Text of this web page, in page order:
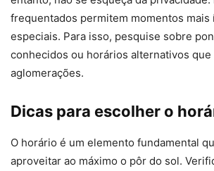
frequentados permitem momentos mais
especiais. Para isso, pesquise sobre
conhecidos ou horários alternativos
aglomerações.
Dicas para escolher o
O horário é um elemento fundamental
aproveitar ao máximo o pôr do sol.